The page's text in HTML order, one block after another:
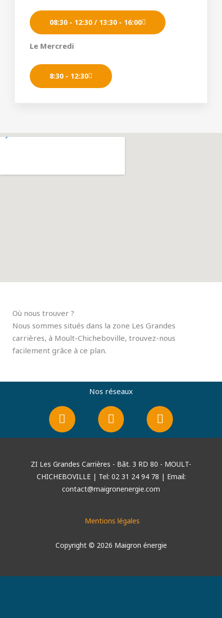
08:30 - 12:30 / 13:30 - 16:00
Le Mercredi
8:30 - 12:30
Où nous trouver ?
Nous sommes situés dans la zone Les Grandes
carrières, à Moult-Chicheboville, trouvez-nous
facilement grâce à ce plan.
Nos réseaux
F
a
c
b
o
o
k
I
n
s
g
r
a
L
i
n
e
d
n
ZI Les Grandes Carrières - Bât. 3 RD 80 - MOULT-
CHICHEBOVILLE | Tel: 02 31 24 94 78 | Email:
contact@maigronenergie.com
Mentions légales
Copyright © 2026 Maigron énergie